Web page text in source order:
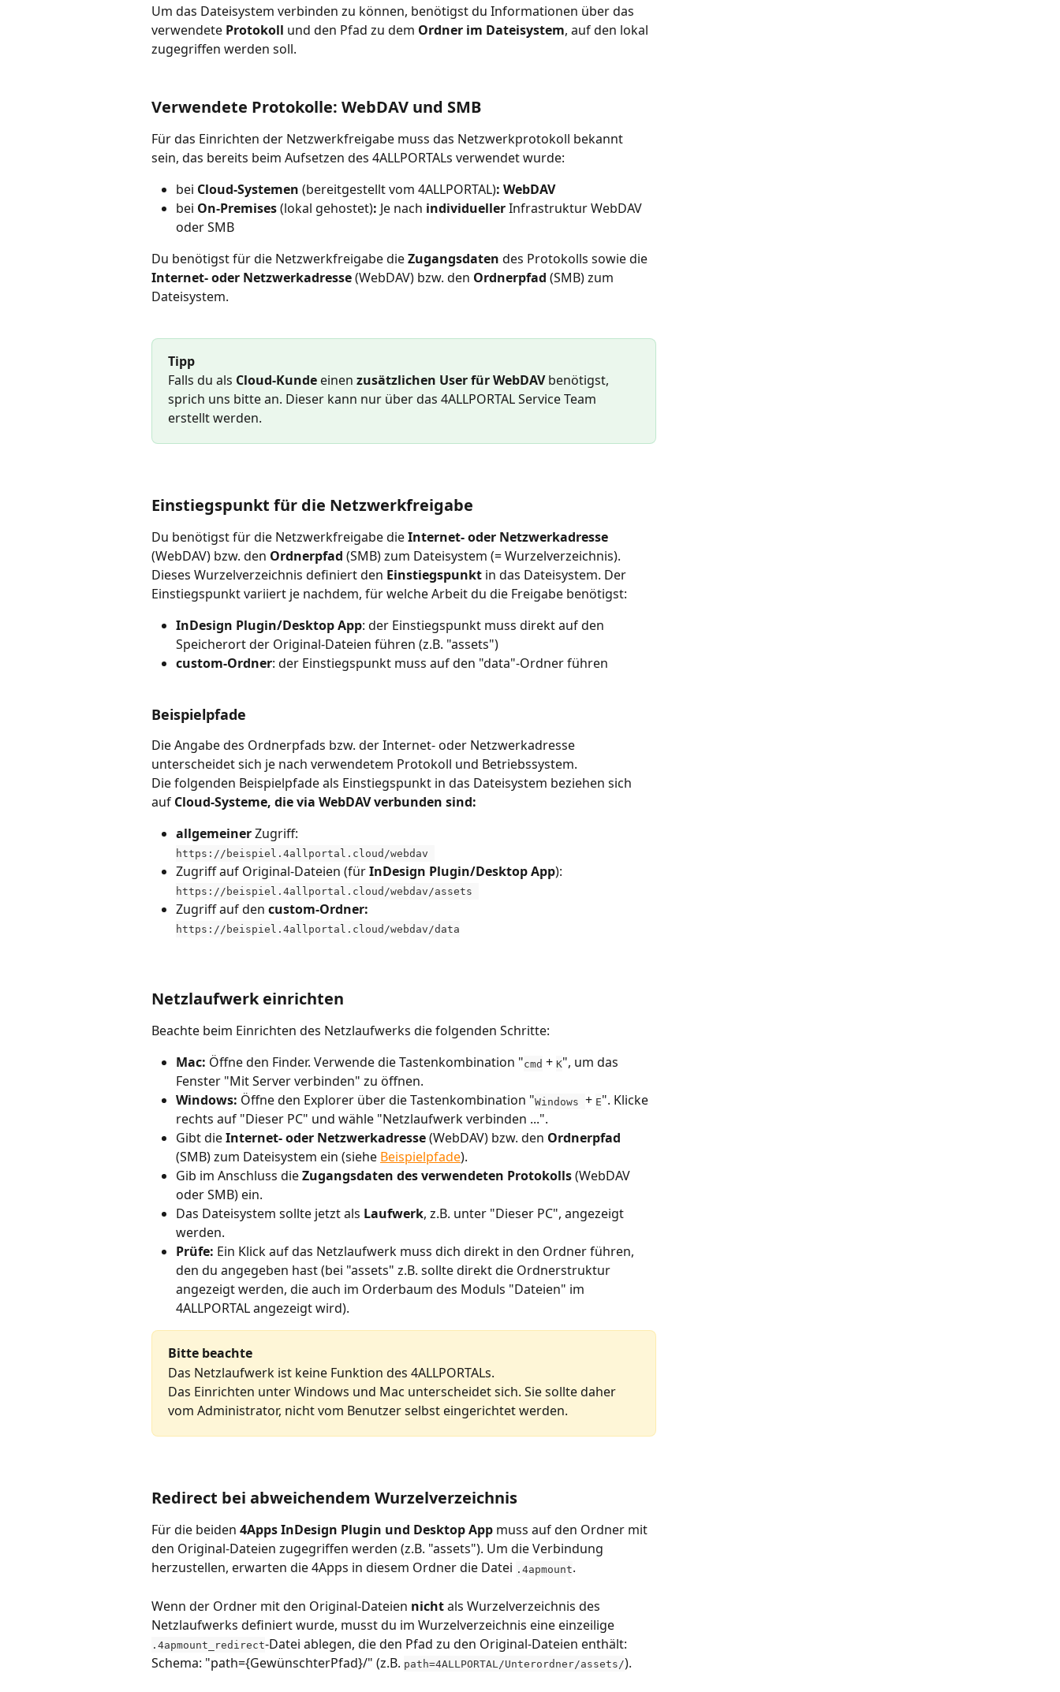
Um das Dateisystem verbinden zu können, benötigst du Informationen über das
verwendete Protokoll und den Pfad zu dem Ordner im Dateisystem, auf den lokal
zugegriffen werden soll.
Verwendete Protokolle: WebDAV und SMB
Für das Einrichten der Netzwerkfreigabe muss das Netzwerkprotokoll bekannt
sein, das bereits beim Aufsetzen des 4ALLPORTALs verwendet wurde:
bei Cloud-Systemen (bereitgestellt vom 4ALLPORTAL): WebDAV
bei On-Premises (lokal gehostet): Je nach individueller Infrastruktur WebDAV
oder SMB
Du benötigst für die Netzwerkfreigabe die Zugangsdaten des Protokolls sowie die
Internet- oder Netzwerkadresse (WebDAV) bzw. den Ordnerpfad (SMB) zum
Dateisystem.
Tipp
Falls du als Cloud-Kunde einen zusätzlichen User für WebDAV benötigst,
sprich uns bitte an. Dieser kann nur über das 4ALLPORTAL Service Team
erstellt werden.
Einstiegspunkt für die Netzwerkfreigabe
Du benötigst für die Netzwerkfreigabe die Internet- oder Netzwerkadresse
(WebDAV) bzw. den Ordnerpfad (SMB) zum Dateisystem (= Wurzelverzeichnis).
Dieses Wurzelverzeichnis definiert den Einstiegspunkt in das Dateisystem. Der
Einstiegspunkt variiert je nachdem, für welche Arbeit du die Freigabe benötigst:
InDesign Plugin/Desktop App: der Einstiegspunkt muss direkt auf den
Speicherort der Original-Dateien führen (z.B. "assets")
custom-Ordner: der Einstiegspunkt muss auf den "data"-Ordner führen
Beispielpfade
Die Angabe des Ordnerpfads bzw. der Internet- oder Netzwerkadresse
unterscheidet sich je nach verwendetem Protokoll und Betriebssystem.
Die folgenden Beispielpfade als Einstiegspunkt in das Dateisystem beziehen sich
auf Cloud-Systeme, die via WebDAV verbunden sind:
allgemeiner Zugriff:
​https://beispiel.4allportal.cloud/webdav
Zugriff auf Original-Dateien (für InDesign Plugin/Desktop App):
https://beispiel.4allportal.cloud/webdav/assets
Zugriff auf den custom-Ordner:
https://beispiel.4allportal.cloud/webdav/data
Netzlaufwerk einrichten
Beachte beim Einrichten des Netzlaufwerks die folgenden Schritte:
Mac: Öffne den Finder. Verwende die Tastenkombination "cmd + K", um das
Fenster "Mit Server verbinden" zu öffnen.
Windows: Öffne den Explorer über die Tastenkombination "Windows + E". Klicke
rechts auf "Dieser PC" und wähle "Netzlaufwerk verbinden ...".
Gibt die Internet- oder Netzwerkadresse (WebDAV) bzw. den Ordnerpfad
(SMB) zum Dateisystem ein (siehe Beispielpfade).
Gib im Anschluss die Zugangsdaten des verwendeten Protokolls (WebDAV
oder SMB)ein.
Das Dateisystem sollte jetzt als Laufwerk, z.B. unter "Dieser PC", angezeigt
werden.
Prüfe: Ein Klick auf das Netzlaufwerk muss dich direkt in den Ordner führen,
den du angegeben hast (bei "assets" z.B. sollte direkt die Ordnerstruktur
angezeigt werden, die auch im Orderbaum des Moduls "Dateien" im
4ALLPORTAL angezeigt wird).
Bitte beachte
Das Netzlaufwerk ist keine Funktion des 4ALLPORTALs.
Das Einrichten unter Windows und Mac unterscheidet sich. Sie sollte daher
vom Administrator, nicht vom Benutzer selbst eingerichtet werden.
Redirect bei abweichendem Wurzelverzeichnis
Für die beiden 4Apps InDesign Plugin und Desktop App muss auf den Ordner mit
den Original-Dateien zugegriffen werden (z.B. "assets"). Um die Verbindung
herzustellen, erwarten die 4Apps in diesem Ordner die Datei .4apmount.
Wenn der Ordner mit den Original-Dateien nicht als Wurzelverzeichnis des
Netzlaufwerks definiert wurde, musst du im Wurzelverzeichnis eine einzeilige
.4apmount_redirect-Datei ablegen, die den Pfad zu den Original-Dateien enthält:
Schema: "path={GewünschterPfad}/" (z.B. path=4ALLPORTAL/Unterordner/assets/).